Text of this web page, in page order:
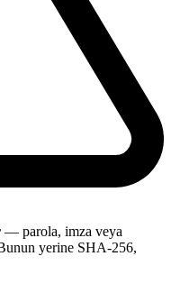
— parola, imza veya
yerine SHA-256,